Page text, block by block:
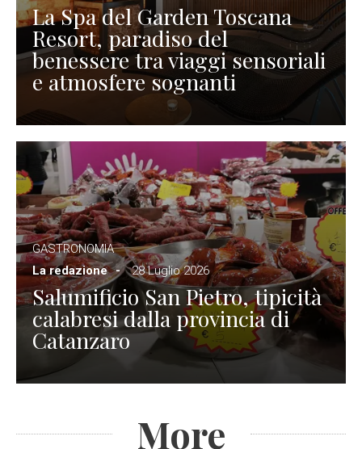
La Spa del Garden Toscana
Resort, paradiso del
benessere tra viaggi sensoriali
e atmosfere sognanti
GASTRONOMIA
La redazione
28 Luglio 2026
Salumificio San Pietro, tipicità
calabresi dalla provincia di
Catanzaro
More